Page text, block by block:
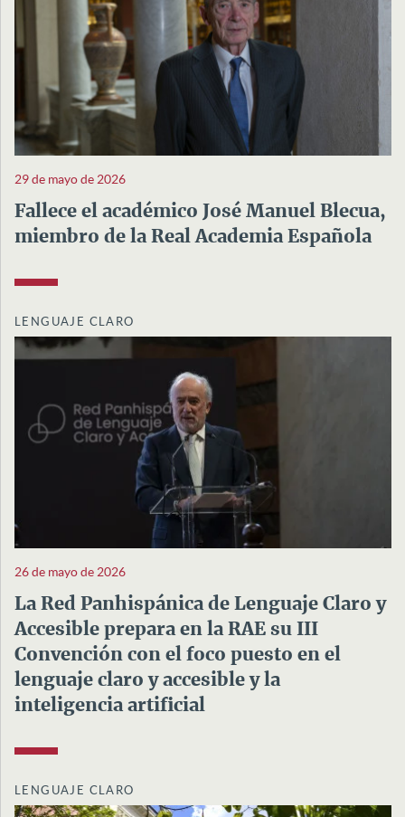
29 de mayo de 2026
Fallece el académico José Manuel Blecua,
miembro de la Real Academia Española
LENGUAJE CLARO
26 de mayo de 2026
La Red Panhispánica de Lenguaje Claro y
Accesible prepara en la RAE su III
Convención con el foco puesto en el
lenguaje claro y accesible y la
inteligencia artificial
LENGUAJE CLARO